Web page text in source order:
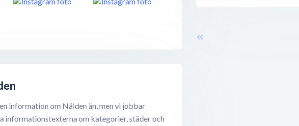
information om Nälden än, men vi jobbar
informationstexterna om kategorier, städer och